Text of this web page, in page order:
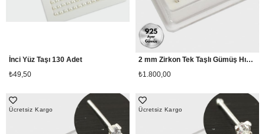
İnci Yüz Taşı 130 Adet
₺49,50
2 mm Zirkon Tek Taşlı Gümüş Hızma 36 Adet
₺1.800,00
Ücretsiz Kargo Ücretsiz Kargo